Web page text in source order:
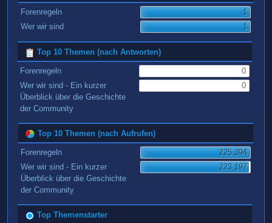
Forenregeln
1
Wer wir sind
1
Top 10 Themen (nach Antworten)
Forenregeln
0
Wer wir sind - Ein kurzer
Überblick über die Geschichte
der Community
0
Top 10 Themen (nach Aufrufen)
Forenregeln
225.394
Wer wir sind - Ein kurzer
Überblick über die Geschichte
der Community
223.197
Top Themenstarter